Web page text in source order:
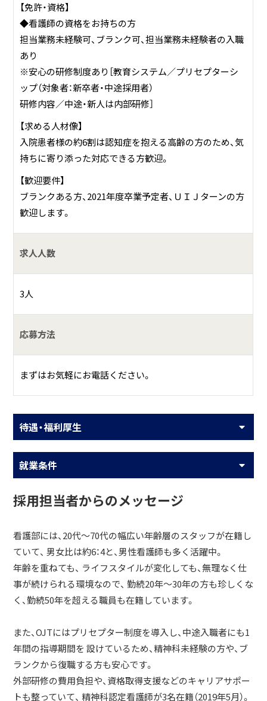
また、職員間の交流を深めるサークル活動（野球・ボーリン
グ・ゴルフ・バンド）も盛んで、病院主催のゴルフコンペや、院
内行事としてバンド生演奏なども行っています。
【免許・資格】
◆看護師の資格をお持ちの方
担当業務未経験可、ブランク可、担当業務未経験者の入職
あり
※安心の研修制度あり［教育システム／プリセプターシ
ップ（対象者：新卒者・中途採用者）
研修内容／中途・新人は内部研修］
【求める人材像】
入院患者様の約6割は認知症を抱える高齢の方のため、気
持ちに寄り添った対応できる方歓迎。
【歓迎要件】
ブランクある方、2021年度卒業予定者、ＵＩＪターンの方
歓迎します。
求人人数
3人
応募方法
まずはお気軽にお電話ください。
待遇・福利厚生
就業条件
採用担当者からのメッセージ
看護部には、20代～70代の幅広い年齢層のスタッフが在籍し
ていて、 男女比は約6：4と、男性看護師も多く活躍中。
年齢を重ねても、 ライフスタイルが変化しても、無理なく仕
事が続けられる環境なので、 勤続20年～30年の方も珍しくな
く、勤続50年を超える職員も在籍しています。
また、OJTにはプリセプター制度を導入し、中途入職者にも1
年間の指導期間を 設けているため、精神科未経験の方や、ブ
ランクから復職する方も安心です。
外部研修の費用負担や、資格取得支援などのキャリアサポー
トも整っていて、 精神科認定看護師が3名在籍（2019年5月）。